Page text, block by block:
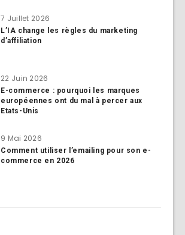
7 Juillet 2026
L’IA change les règles du marketing
d’affiliation
22 Juin 2026
E-commerce : pourquoi les marques
européennes ont du mal à percer aux
Etats-Unis
9 Mai 2026
Comment utiliser l’emailing pour son e-
commerce en 2026